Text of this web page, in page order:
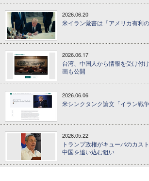
2026.06.20
米イラン覚書は「アメリカ有利
2026.06.17
台湾、中国人から情報を受け付
画も公開
2026.06.06
米シンクタンク論文「イラン戦
2026.05.22
トランプ政権がキューバのカス
中国を追い込む狙い